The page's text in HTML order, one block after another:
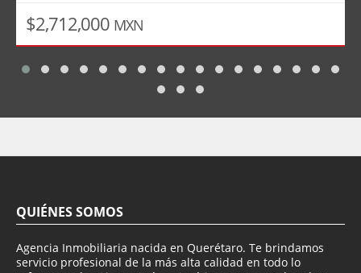
$2,712,000 MXN
QUIÉNES SOMOS
Agencia Inmobiliaria nacida en Querétaro. Te brindamos
servicio profesional de la más alta calidad en todo lo